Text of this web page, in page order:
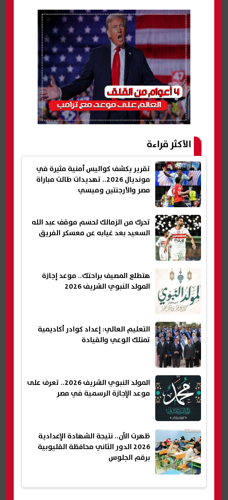
الأكثر قراءة
تقرير يكشف كواليس أمنية مثيرة في
مونديال 2026.. تهديدات طالت مباراة
مصر والأرجنتين وميسي
تحرك من الزمالك لحسم موقف عبد الله
السعيد بعد غيابه عن معسكر الفريق
هتطلع المصيف براحتك.. موعد إجازة
المولد النبوي الشريف 2026
التعليم العالي: إعداد كوادر أكاديمية
تمتلك الوعي والقيادة
المولد النبوي الشريف 2026.. تعرف على
موعد الإجازة الرسمية في مصر
ظهرت الآن.. نتيجة الشهادة الإعدادية
2026 الدور الثاني محافظة القليوبية
برقم الجلوس